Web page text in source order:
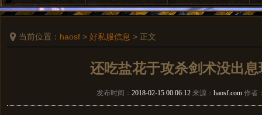
当前位置： haosf > 好私服信息 > 正文
还吃盐花于攻杀剑术没出息
发布时间： 2018-02-15 00:06:12 来源： haosf.com 作者